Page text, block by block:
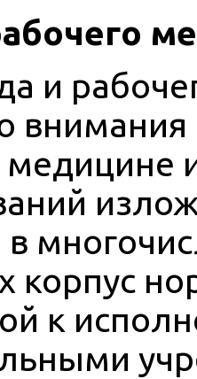
и
в
корпус
к